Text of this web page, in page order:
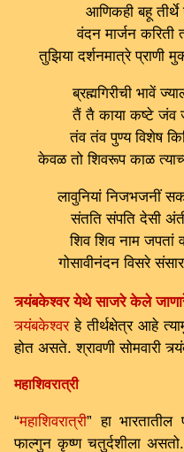
आणिकही बहू तीर्थे
वंदन मार्जन करिती
तुझिया दर्शनमात्रे प्राणी
ब्रह्मगिरीची भावें
तैं तै काया कष्टे जंव
तंव तंव पुण्य विशेष
केवळ तो शिवरूप काळ
लावुनियां निजभजनीं
संतति संपति देसी
शिव शिव नाम जपतां
गोसावीनंदन विसरे
त्र्यंबकेश्वर येथे साजरे केले
त्र्यंबकेश्वरहे तीर्थक्षेत्र आहे
होत असते. श्रावणी सोमवारी
महाशिवरात्री
“महाशिवरात्री” हा
फाल्गुन कृष्ण चतुर्दशीला असतो.